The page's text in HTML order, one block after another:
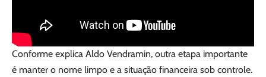
Conforme explica Aldo Vendramin, outra etapa importante
é manter o nome limpo e a situação financeira sob controle.